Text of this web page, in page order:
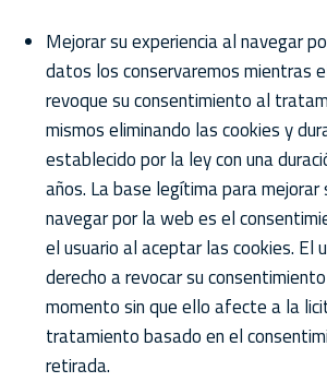
Mejorar su experiencia al navegar
datos los conservaremos mientras
revoque su consentimiento al
mismos eliminando las cookies y
establecido por la ley con una
años. La base legítima para mejorar
navegar por la web es el
el usuario al aceptar las cookies. El
derecho a revocar su
momento sin que ello afecte a la
tratamiento basado en el
retirada.